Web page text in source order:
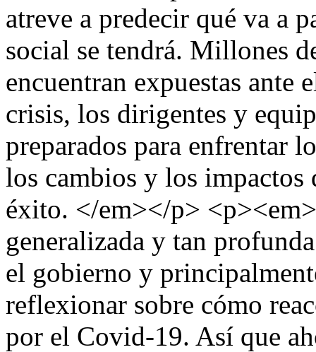
atreve a predecir qué va a
social se tendrá. Millones
encuentran expuestas ante
crisis, los dirigentes y
preparados para enfrentar
los cambios y los impactos
éxito. </em></p>
generalizada y tan
el gobierno y
reflexionar sobre cómo
por el Covid-19. Así que